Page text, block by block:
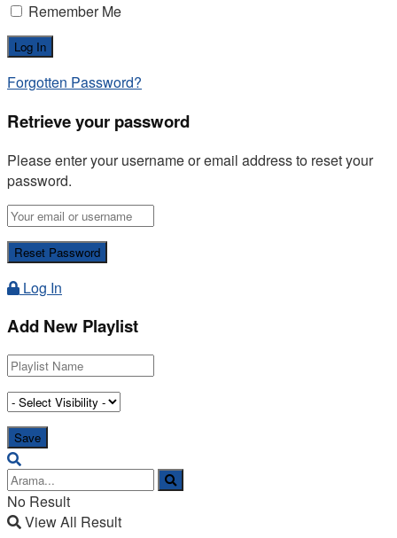
Remember Me
Forgotten Password?
Retrieve your password
Please enter your username or email address to reset your
password.
Log In
Add New Playlist
No Result
View All Result